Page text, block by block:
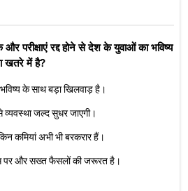
और परीक्षाएं रद्द होने से देश के युवाओं का भविष्य
खतरे में है?
के साथ बड़ा खिलवाड़ है।
जल्द सुधर जाएगी।
कमियां अभी भी बरकरार हैं।
पर और सख्त फैसलों की जरूरत है।